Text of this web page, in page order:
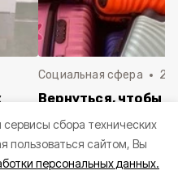
сбора технических
пользоваться сайтом, Вы
персональных данных.
Социальная сфера 20
Вернуться, чтобы
в Белгородскую
пять лет